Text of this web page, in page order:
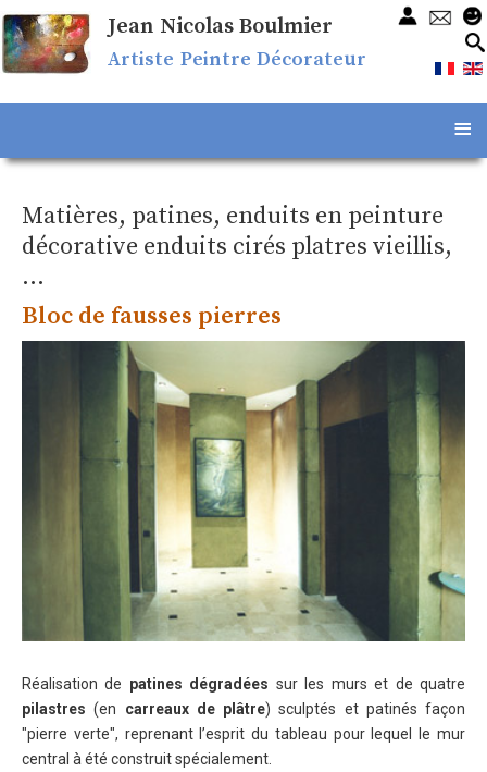
Jean Nicolas Boulmier
Artiste Peintre Décorateur
≡
Matières, patines, enduits en peinture
décorative enduits cirés platres vieillis,
...
Bloc de fausses pierres
Réalisation de patines dégradées sur les murs et de quatre
pilastres (en carreaux de plâtre) sculptés et patinés façon
"pierre verte", reprenant l’esprit du tableau pour lequel le mur
central à été construit spécialement.